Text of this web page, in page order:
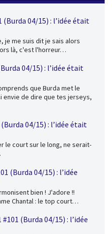
(Burda 04/15) : l’idée était
je me suis dit je sais alors
là, c'est l'horreur…
04/15) : l’idée était
que Burda met le
envie de dire que tes jerseys,
04/15) : l’idée était
le court sur le long, ne serait-
(Burda 04/15) : l’idée
bien ! J'adore !!
Chantal : le top court…
(Burda 04/15) : l’idée